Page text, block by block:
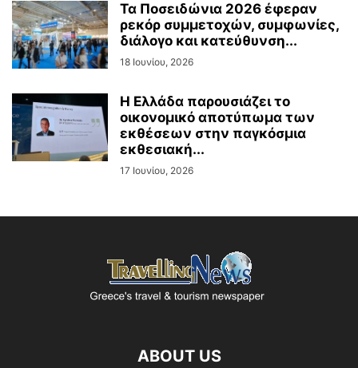
Τα Ποσειδώνια 2026 έφεραν
ρεκόρ συμμετοχών, συμφωνίες,
διάλογο και κατεύθυνση...
18 Ιουνίου, 2026
Η Ελλάδα παρουσιάζει το
οικονομικό αποτύπωμα των
εκθέσεων στην παγκόσμια
εκθεσιακή...
17 Ιουνίου, 2026
ABOUT US